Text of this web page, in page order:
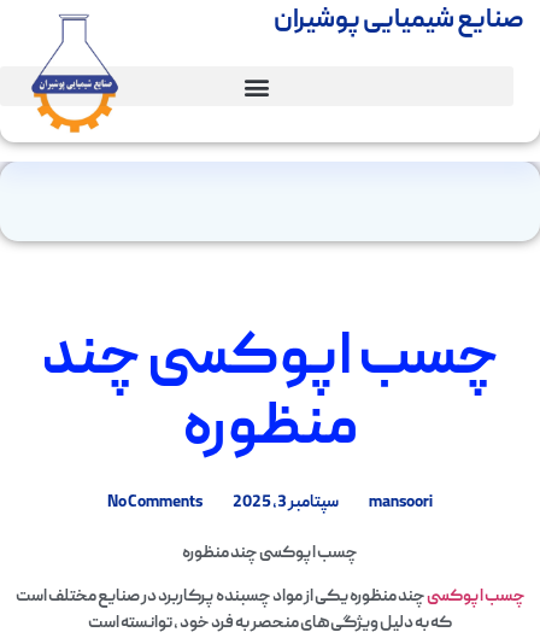
صنایع شیمیایی پوشیران
چسب اپوکسی چند
منظوره
mansoori سپتامبر 3, 2025 No Comments
چسب اپوکسی چند منظوره
چسب اپوکسیچند منظوره یکی از مواد چسبنده پرکاربرد در صنایع مختلف است
که به دلیل ویژگی‌های منحصر به فرد خود ، توانسته است